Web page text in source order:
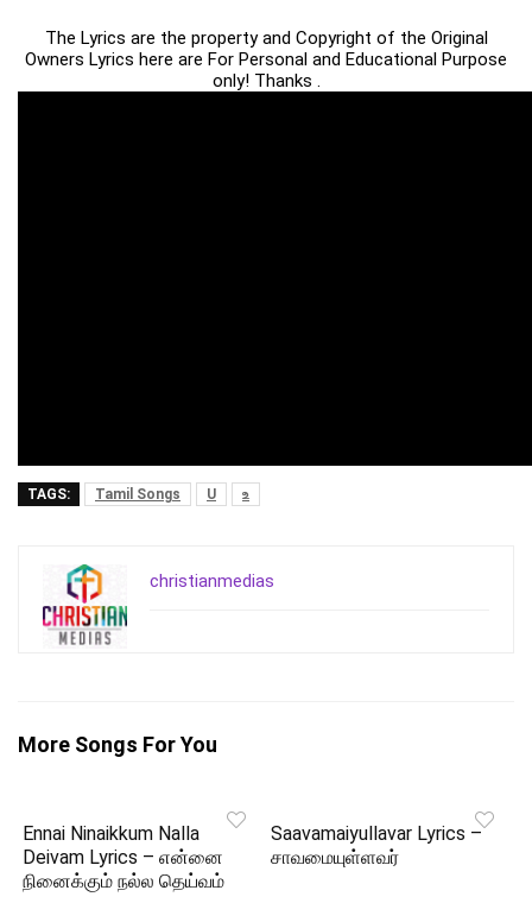
The Lyrics are the property and Copyright of the Original
Owners Lyrics here are For Personal and Educational Purpose
only! Thanks .
TAGS: Tamil Songs U உ
christianmedias
More Songs For You
Ennai Ninaikkum Nalla
Deivam Lyrics – என்னை
நினைக்கும் நல்ல தெய்வம்
Saavamaiyullavar Lyrics –
சாவமையுள்ளவர்